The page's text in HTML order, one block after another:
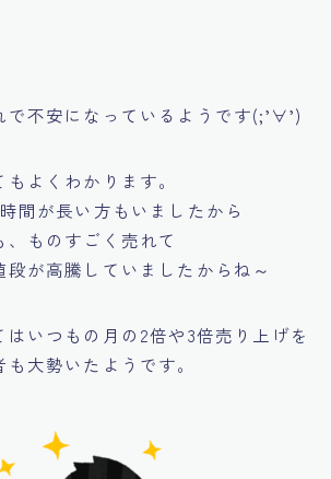
で不安になっているようです(;’∀’)
よくわかります。
間が長い方もいましたから
ものすごく売れて
段が高騰していましたからね～
は いつもの月の2倍や3倍売り上げを
大勢いたようです。